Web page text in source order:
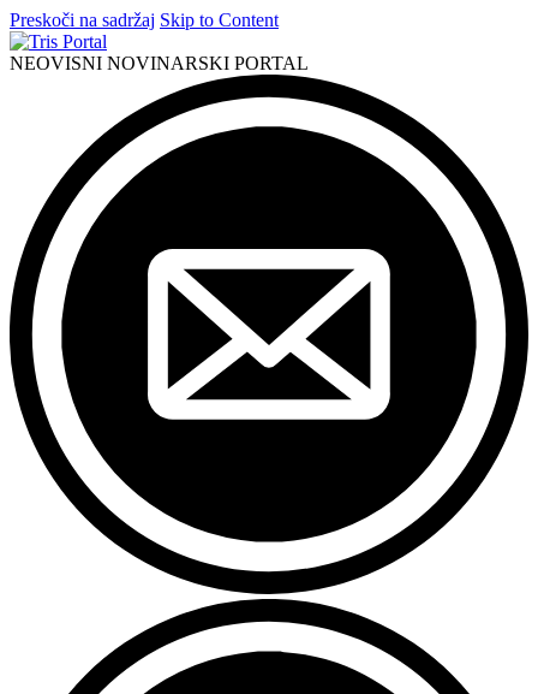
Preskoči na sadržaj Skip to Content
NEOVISNI NOVINARSKI PORTAL